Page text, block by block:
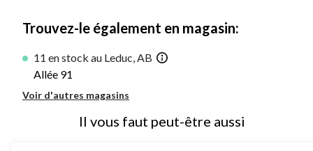
Trouvez-le également en magasin:
11 en stock au Leduc, AB
Allée 91
Voir d'autres magasins
Il vous faut peut-être aussi